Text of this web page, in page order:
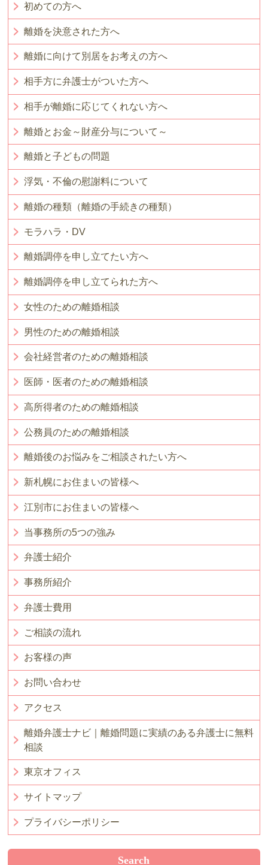
初めての方へ
離婚を決意された方へ
離婚に向けて別居をお考えの方へ
相手方に弁護士がついた方へ
相手が離婚に応じてくれない方へ
離婚とお金～財産分与について～
離婚と子どもの問題
浮気・不倫の慰謝料について
離婚の種類（離婚の手続きの種類）
モラハラ・DV
離婚調停を申し立てたい方へ
離婚調停を申し立てられた方へ
女性のための離婚相談
男性のための離婚相談
会社経営者のための離婚相談
医師・医者のための離婚相談
高所得者のための離婚相談
公務員のための離婚相談
離婚後のお悩みをご相談されたい方へ
新札幌にお住まいの皆様へ
江別市にお住まいの皆様へ
当事務所の5つの強み
弁護士紹介
事務所紹介
弁護士費用
ご相談の流れ
お客様の声
お問い合わせ
アクセス
離婚弁護士ナビ｜離婚問題に実績のある弁護士に無料
相談
東京オフィス
サイトマップ
プライバシーポリシー
Search